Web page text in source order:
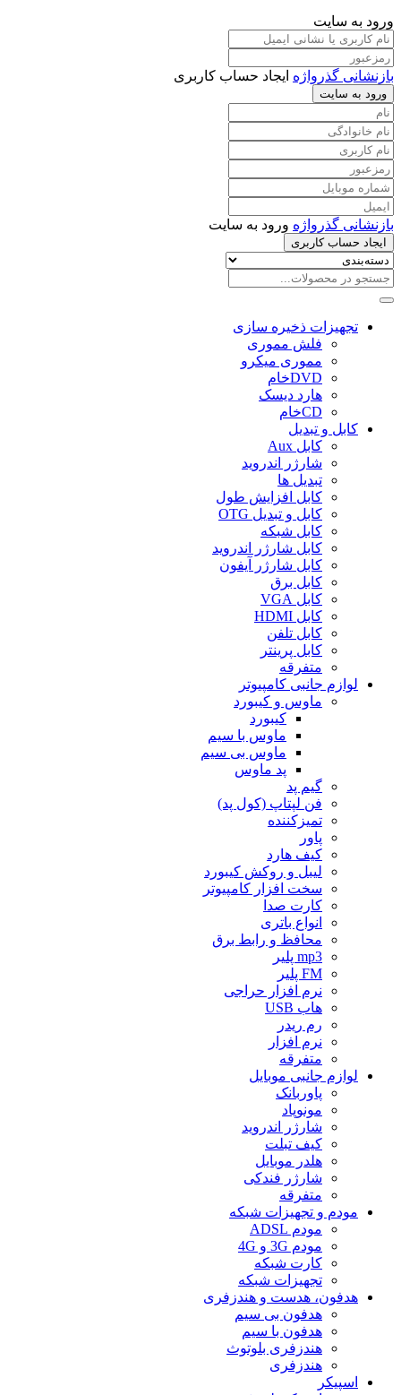
ورود به سایت
بازنشانی گذرواژه ایجاد حساب کاربری
ورود به سایت
بازنشانی گذرواژه ورود به سایت
ایجاد حساب کاربری
تجهیزات ذخیره سازی
فلش مموری
مموری میکرو
DVDخام
هارد دیسک
CDخام
کابل و تبدیل
کابل Aux
شارژر اندروید
تبدیل ها
کابل افزایش طول
کابل و تبدیل OTG
کابل شبکه
کابل شارژر اندروید
کابل شارژر آیفون
کابل برق
کابل VGA
کابل HDMI
کابل تلفن
کابل پرینتر
متفرقه
لوازم جانبی کامپیوتر
ماوس و کیبورد
کیبورد
ماوس با سیم
ماوس بی سیم
پد ماوس
گیم پد
فن لپتاپ (کول پد)
تمیزکننده
پاور
کیف هارد
لیبل و روکش کیبورد
سخت افزار کامپیوتر
کارت صدا
انواع باتری
محافظ و رابط برق
mp3 پلیر
FM پلیر
نرم افزار حراجی
هاب USB
رم ریدر
نرم افزار
متفرقه
لوازم جانبی موبایل
پاوربانک
مونوپاد
شارژر اندروید
کیف تبلت
هلدر موبایل
شارژر فندکی
متفرقه
مودم و تجهیزات شبکه
مودم ADSL
مودم 3G و 4G
کارت شبکه
تجهیزات شبکه
هدفون، هدست و هندزفری
هدفون بی سیم
هدفون با سیم
هندزفری بلوتوث
هندزفری
اسپیکر